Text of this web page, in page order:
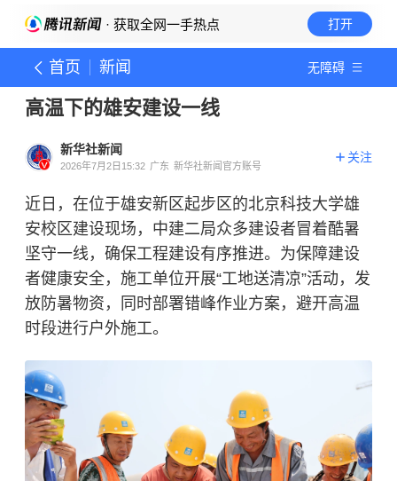
· 获取全网一手热点 打开
首页 新闻 无障碍
高温下的雄安建设一线
新华社新闻
2026年7月2日15:32 广东 新华社新闻官方账号
关注
近日，在位于雄安新区起步区的北京科技大学雄
安校区建设现场，中建二局众多建设者冒着酷暑
坚守一线，确保工程建设有序推进。为保障建设
者健康安全，施工单位开展“工地送清凉”活动，发
放防暑物资，同时部署错峰作业方案，避开高温
时段进行户外施工。